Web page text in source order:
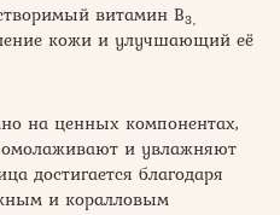
витамин В3,
кожи и улучшающий её
на ценных компонентах,
и увлажняют
достигается благодаря
и коралловым